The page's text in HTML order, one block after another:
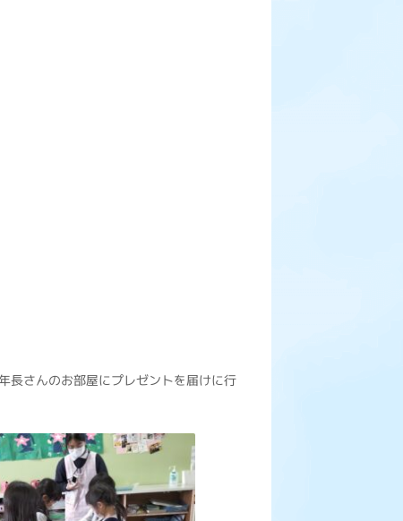
長さんのお部屋にプレゼントを届けに行